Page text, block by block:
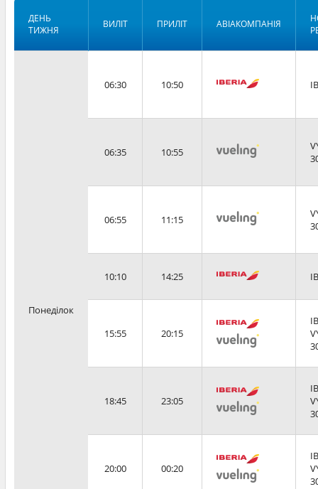
ДЕНЬ
ТИЖНЯ
ВИЛІТ ПРИЛІТ АВІАКОМПАНІЯ
Понеділок
06:30 10:50
06:35 10:55
06:55 11:15
10:10 14:25
15:55 20:15
18:45 23:05
20:00 00:20